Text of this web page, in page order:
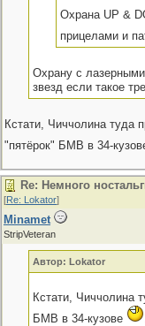
Охрана UP &
прицелами и
Охрану с
звезд если такое
Кстати, Чиччолина туда
"пятёрок" БМВ в 34-
Re: Немного
[Re: Lokator]
Minamet
StripVeteran
Автор: Lokator
Кстати, Чиччолина
БМВ в 34-кузове